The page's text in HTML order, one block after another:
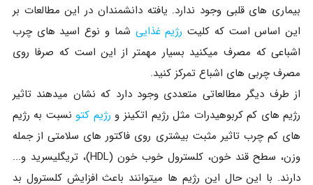
بیماری های قلبی وجود ندارد. یافته دانشمندان در این مطالعات بر
این اساس است که کلیت رژیم غذایی شما و نوع اسید های چرب
اشباعی که مصرف میکنید بسیار مهمتر از این است که صرفا روی
مصرف چربی های اشباع تمرکز کنید.
از طرف دیگر مطالعاتی متعددی وجود دارد که نشان میدهند تاثیر
رژیم های کم کربوهیدرات مثل رژیم اتکینز و رژیم کتو نسبت به رژیم
های کم چرب تاثیر مثبت بیشتری روی فاکتور های سلامتی از جمله
وزن، سطح قند خون، کلسترول خوب خون (HDL)، تریگلیسرید و...
دارند. با این حال این رژیم ها میتوانند باعث افزایش کلسترول بد